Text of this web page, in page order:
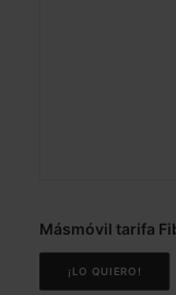
Másmóvil tarifa
¡LO QUIERO!